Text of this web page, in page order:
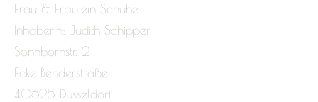
Frau & Fräulein Schuhe
Inhaberin: Judith Schipper
Sonnbornstr. 2
Ecke Benderstraße
40625 Düsseldorf